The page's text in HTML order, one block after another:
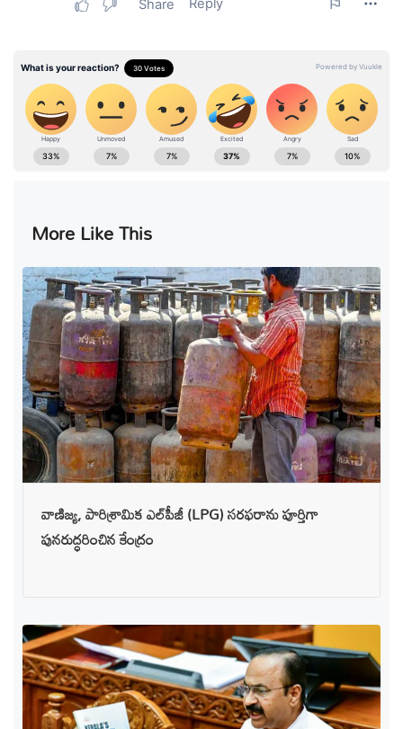
More Like This
వాణిజ్య, పారిశ్రామిక ఎల్‌పీజీ (LPG) సరఫరాను పూర్తిగా
పునరుద్ధరించిన కేంద్రం